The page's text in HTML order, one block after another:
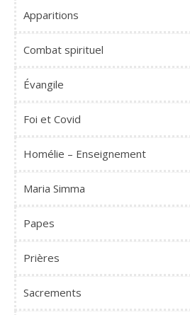
Apparitions
Combat spirituel
Évangile
Foi et Covid
Homélie – Enseignement
Maria Simma
Papes
Prières
Sacrements